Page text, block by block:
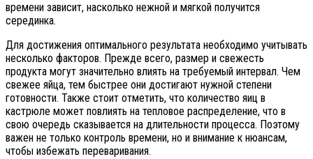
времени зависит, насколько нежной и мягкой получится
серединка.
Для достижения оптимального результата необходимо учитывать
несколько факторов. Прежде всего, размер и свежесть
продукта могут значительно влиять на требуемый интервал. Чем
свежее яйца, тем быстрее они достигают нужной степени
готовности. Также стоит отметить, что количество яиц в
кастрюле может повлиять на тепловое распределение, что в
свою очередь сказывается на длительности процесса. Поэтому
важен не только контроль времени, но и внимание к нюансам,
чтобы избежать переваривания.